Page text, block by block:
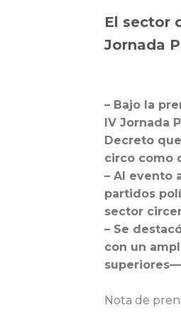
El sector
Jornada
– Bajo la
IV Jornada
Decreto
circo como
– Al evento
partidos
sector
– Se
con un
Nota de